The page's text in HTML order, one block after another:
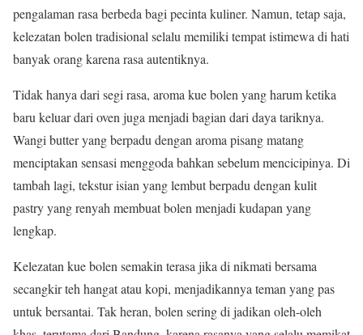
pengalaman rasa berbeda bagi pecinta kuliner. Namun, tetap saja,
kelezatan bolen tradisional selalu memiliki tempat istimewa di hati
banyak orang karena rasa autentiknya.
Tidak hanya dari segi rasa, aroma kue bolen yang harum ketika
baru keluar dari oven juga menjadi bagian dari daya tariknya.
Wangi butter yang berpadu dengan aroma pisang matang
menciptakan sensasi menggoda bahkan sebelum mencicipinya. Di
tambah lagi, tekstur isian yang lembut berpadu dengan kulit
pastry yang renyah membuat bolen menjadi kudapan yang
lengkap.
Kelezatan kue bolen semakin terasa jika di nikmati bersama
secangkir teh hangat atau kopi, menjadikannya teman yang pas
untuk bersantai. Tak heran, bolen sering di jadikan oleh-oleh